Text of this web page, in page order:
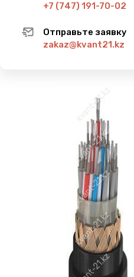
+7 (747) 191-70-02
Отправьте заявку
zakaz@kvant21.kz